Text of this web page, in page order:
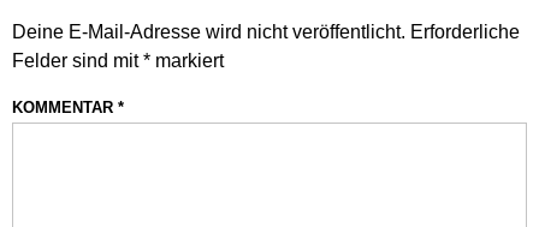
Deine E-Mail-Adresse wird nicht veröffentlicht. Erforderliche
Felder sind mit* markiert
KOMMENTAR *